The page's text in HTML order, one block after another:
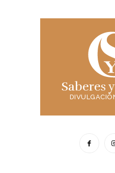
Saberes